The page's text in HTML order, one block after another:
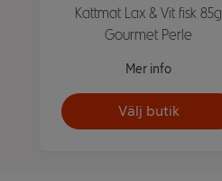
Kattmat Lax & Vit fisk 85g
Gourmet Perle
Mer info
Välj butik